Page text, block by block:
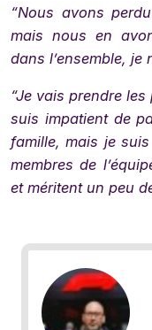
“Nous avons
mais nous en
dans l’ensemble, je
“Je vais prendre
suis impatient de
famille, mais je
membres de
et méritent un peu